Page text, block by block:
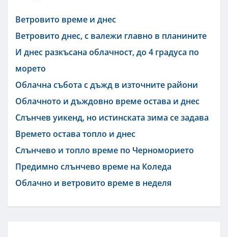
Ветровито време и днес
Ветровито днес, с валежи главно в планините
И днес разкъсана облачност, до 4 градуса по
морето
Облачна събота с дъжд в източните райони
Облачното и дъждовно време остава и днес
Слънчев уикенд, но истинската зима се задава
Времето остава топло и днес
Слънчево и топло време по Черноморието
Предимно слънчево време на Коледа
Облачно и ветровито време в неделя